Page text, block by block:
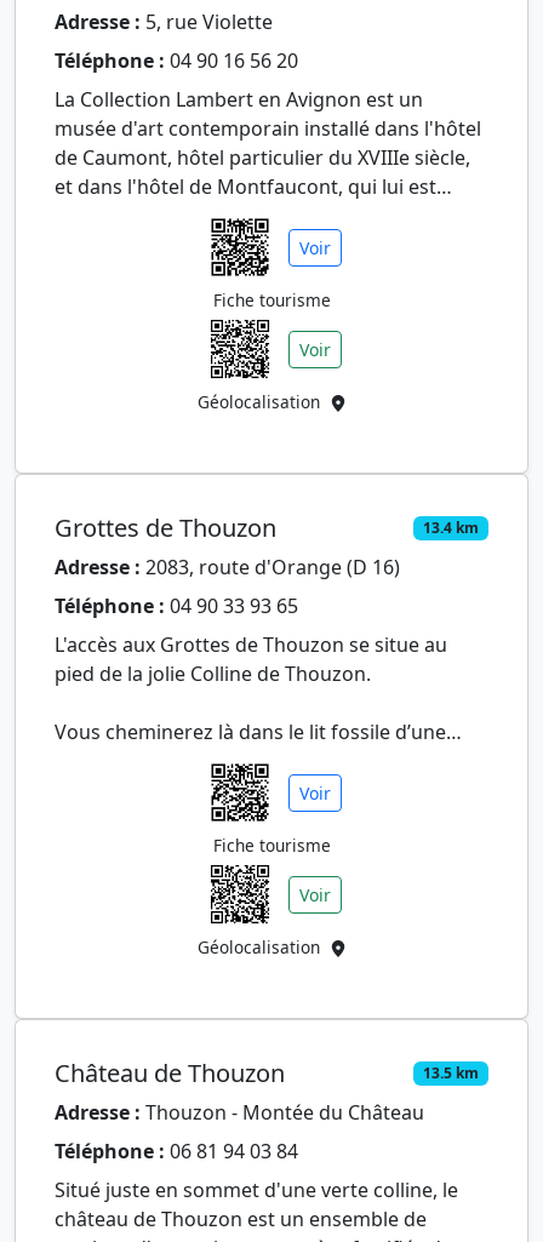
Adresse : 5, rue Violette
Téléphone : 04 90 16 56 20
La Collection Lambert en Avignon est un
musée d'art contemporain installé dans l'hôtel
de Caumont, hôtel particulier du XVIIIe siècle,
et dans l'hôtel de Montfaucont, qui lui est
Voir
Fiche tourisme
Voir
Géolocalisation
Grottes de Thouzon 13.4 km
Adresse : 2083, route d'Orange (D 16)
Téléphone : 04 90 33 93 65
L'accès aux Grottes de Thouzon se situe au
pied de la jolie Colline de Thouzon.
Vous cheminerez là dans le lit fossile d’une
ancienne rivière souterraine et découvrirez le
spectacle féérique et pe…
Voir
Fiche tourisme
Voir
Géolocalisation
Château de Thouzon 13.5 km
Adresse : Thouzon - Montée du Château
Téléphone : 06 81 94 03 84
Situé juste en sommet d'une verte colline, le
château de Thouzon est un ensemble de